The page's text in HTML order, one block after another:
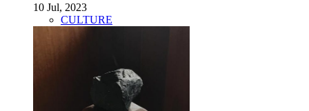
10 Jul, 2023
CULTURE